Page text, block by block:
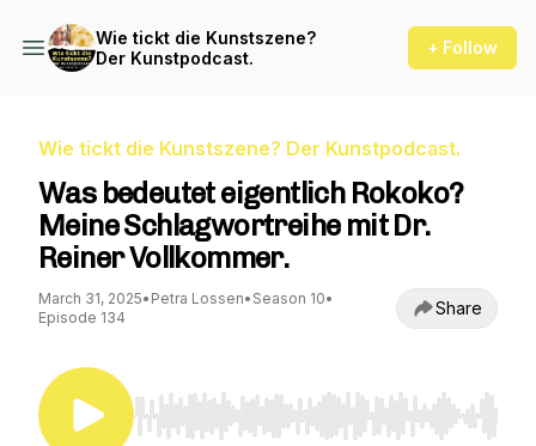
Wie tickt die Kunstszene?
Der Kunstpodcast.
+ Follow
Wie tickt die Kunstszene? Der Kunstpodcast.
Was bedeutet eigentlich Rokoko?
Meine Schlagwortreihe mit Dr.
Reiner Vollkommer.
March 31, 2025• Petra Lossen• Season 10•
Episode 134
Share
Use Left/Right to seek, Home/End to jump to